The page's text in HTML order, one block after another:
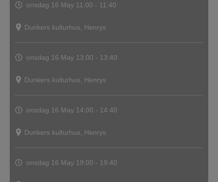
onsdag 16 May 11:00 - 11:40
Dunkers kulturhus, Henrys
onsdag 16 May 13:00 - 13:40
Dunkers kulturhus, Henrys
onsdag 16 May 14:00 - 14:40
Dunkers kulturhus, Henrys
onsdag 16 May 19:00 - 19:40